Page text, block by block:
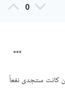
0
كانت ستجدى نفعاً